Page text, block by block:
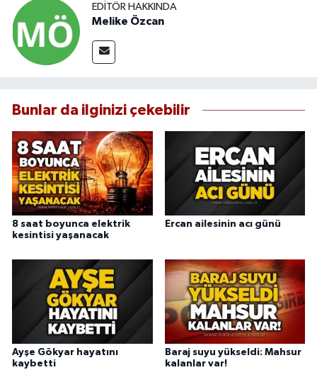
EDITÖR HAKKINDA
Melike Özcan
Bunlar da ilginizi çekebilir
8 saat boyunca elektrik
kesintisi yaşanacak
Ercan ailesinin acı günü
Ayşe Gökyar hayatını
kaybetti
Baraj suyu yükseldi: Mahsur
kalanlar var!